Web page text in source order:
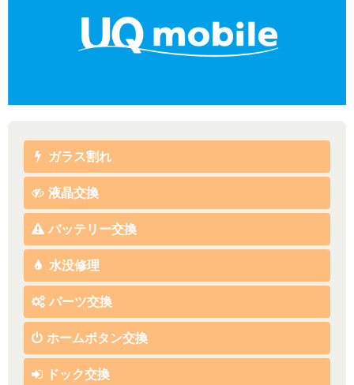
ガラス割れ
液晶交換
バッテリー交換
水没修理
パーツ交換
ホームボタン交換
ドック交換